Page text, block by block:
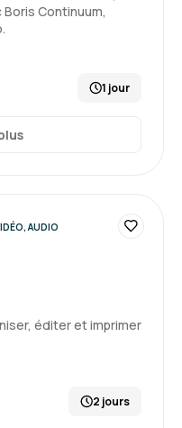
Continuum,
1 jour
AUDIO
éditer et imprimer
2 jours